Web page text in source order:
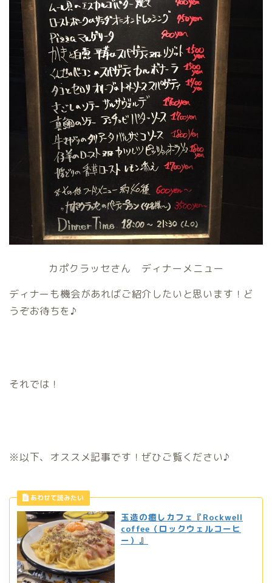
カポクラッセさん ディナーメニュー
ディナーも機会があればご紹介したいと思います！ど
うぞお待ちを♪
それでは！
※以下、オススメ記事です！ぜひご覧ください♪
玉造の癒しカフェ『Rockwell
coffee（ロックウェルコーヒ
ー）』